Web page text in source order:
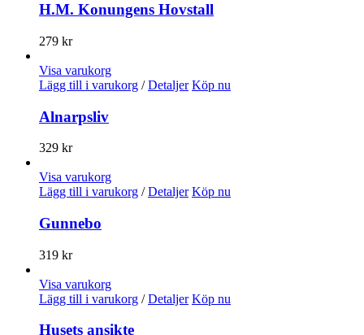
H.M. Konungens Hovstall
279 kr
Visa varukorg
Lägg till i varukorg / Detaljer Köp nu
Alnarpsliv
329 kr
Visa varukorg
Lägg till i varukorg / Detaljer Köp nu
Gunnebo
319 kr
Visa varukorg
Lägg till i varukorg / Detaljer Köp nu
Husets ansikte